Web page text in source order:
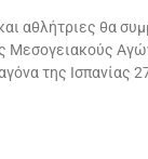
αθλήτριες θα
Μεσογειακούς
της Ισπανίας